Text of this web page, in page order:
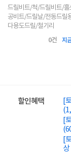
드릴비트/척/드릴비트/
공비트/드릴날/전동드릴
다용도드릴/철기리
0건 지
할인혜택
[
[
[
상